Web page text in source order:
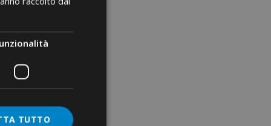
TUTTO